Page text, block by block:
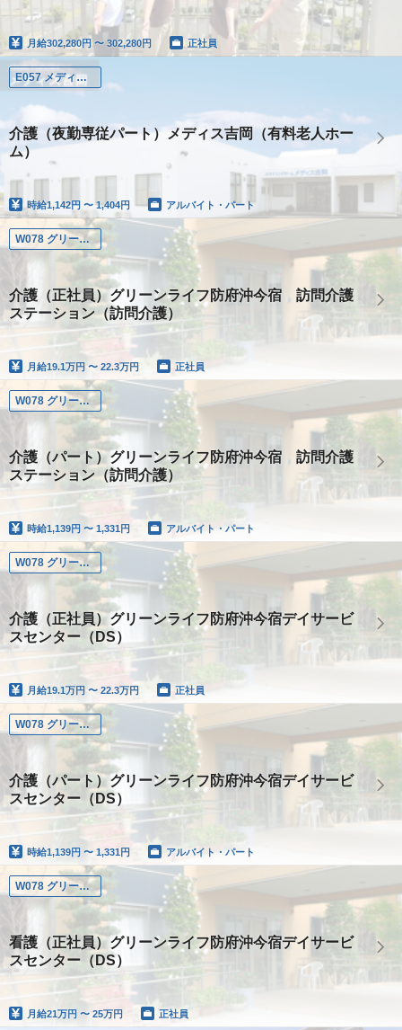
月給302,280円 〜 302,280円 正社員
E057 メディス吉岡
介護（夜勤専従パート）メディス吉岡（有料老人ホー
ム）
時給1,142円 〜 1,404円 アルバイト・パート
W078 グリーンライフ防府沖今宿
介護（正社員）グリーンライフ防府沖今宿 訪問介護
ステーション（訪問介護）
月給19.1万円 〜 22.3万円 正社員
W078 グリーンライフ防府沖今宿
介護（パート）グリーンライフ防府沖今宿 訪問介護
ステーション（訪問介護）
時給1,139円 〜 1,331円 アルバイト・パート
W078 グリーンライフ防府沖今宿
介護（正社員）グリーンライフ防府沖今宿デイサービ
スセンター（DS）
月給19.1万円 〜 22.3万円 正社員
W078 グリーンライフ防府沖今宿
介護（パート）グリーンライフ防府沖今宿デイサービ
スセンター（DS）
時給1,139円 〜 1,331円 アルバイト・パート
W078 グリーンライフ防府沖今宿
看護（正社員）グリーンライフ防府沖今宿デイサービ
スセンター（DS）
月給21万円 〜 25万円 正社員